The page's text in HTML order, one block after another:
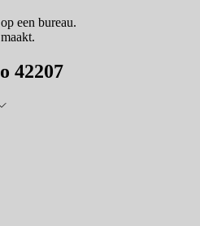
een bureau.
42207